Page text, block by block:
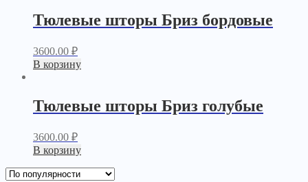
Тюлевые шторы Бриз бордовые
3600.00 ₽
В корзину
Тюлевые шторы Бриз голубые
3600.00 ₽
В корзину